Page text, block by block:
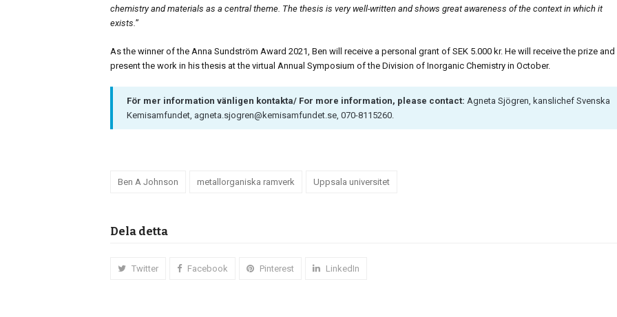
chemistry and materials as a central theme. The thesis is very well-written and shows great awareness of the context in which it
exists. ”
As the winner of the Anna Sundström Award 2021, Ben will receive a personal grant of SEK 5.000 kr. He will receive the prize and
present the work in his thesis at the virtual Annual Symposium of the Division of Inorganic Chemistry in October.
För mer information vänligen kontakta/ For more information, please contact: Agneta Sjögren, kanslichef Svenska
Kemisamfundet, agneta.sjogren@kemisamfundet.se, 070-8115260.
Ben A Johnson metallorganiska ramverk Uppsala universitet
Dela detta
Twitter Facebook Pinterest LinkedIn